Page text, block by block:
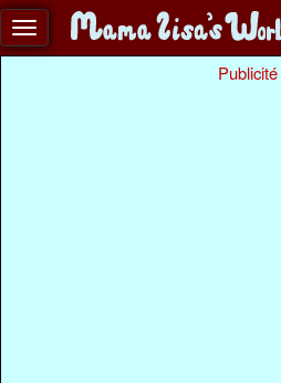
Publicité